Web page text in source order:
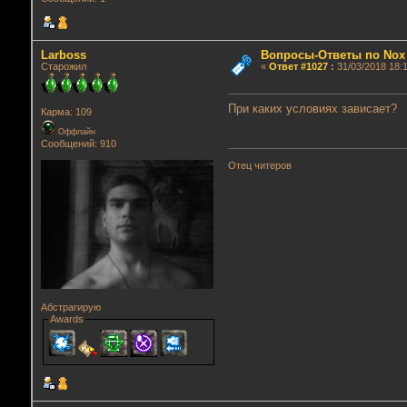
Lаrboss
Старожил
Карма: 109
Оффлайн
Сообщений: 910
Абстрагирую
Awards
Вопросы-Ответы по Nox
« Ответ #1027: 31/03/2018
При каких условиях зависает?
Отец читеров